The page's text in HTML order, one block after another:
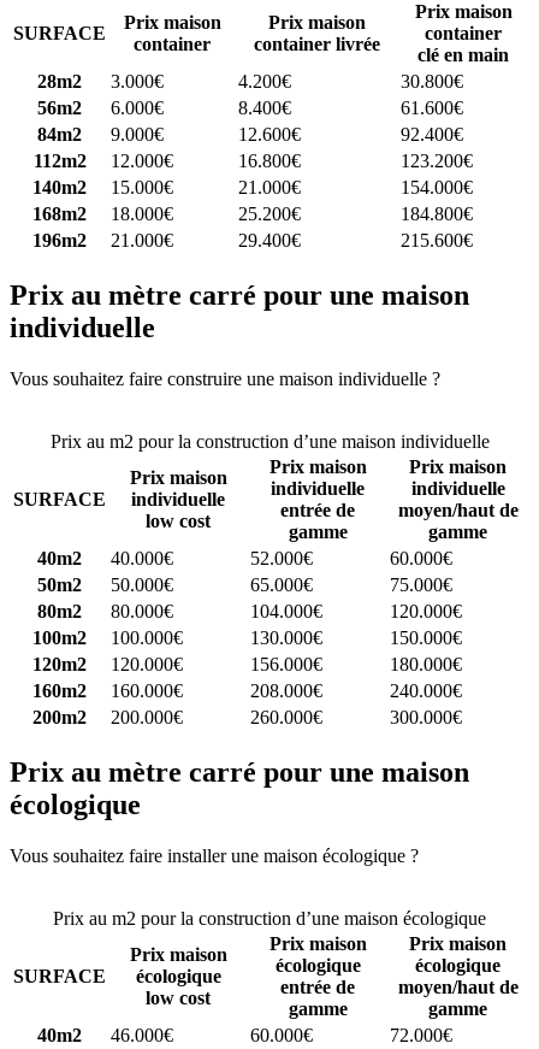
SURFACE
Prix maison
container
Prix maison
container livrée
Prix maison
container
clé en main
28m2
3.000€ 4.200€
30.800€
56m2
6.000€ 8.400€
61.600€
84m2
9.000€ 12.600€
92.400€
112m2
12.000€ 16.800€
123.200€
140m2
15.000€ 21.000€
154.000€
168m2
18.000€ 25.200€
184.800€
196m2
21.000€ 29.400€ 215.600€
Prix au mètre carré pour une maison
individuelle
Vous souhaitez faire construire une maison individuelle ?
Prix au m2 pour la construction d’une maison individuelle
SURFACE
Prix maison
individuelle
low cost
Prix maison
individuelle
entrée de
gamme
Prix maison
individuelle
moyen/haut de
gamme
40m2
40.000€ 52.000€
60.000€
50m2
50.000€ 65.000€
75.000€
80m2
80.000€ 104.000€
120.000€
100m2
100.000€ 130.000€
150.000€
120m2
120.000€ 156.000€
180.000€
160m2
160.000€ 208.000€
240.000€
200m2
200.000€ 260.000€ 300.000€
Prix au mètre carré pour une maison
écologique
Vous souhaitez faire installer une maison écologique ?
Prix au m2 pour la construction d’une maison écologique
SURFACE
Prix maison
écologique
low cost
Prix maison
écologique
entrée de
gamme
Prix maison
écologique
moyen/haut de
gamme
40m2
46.000€ 60.000€
72.000€